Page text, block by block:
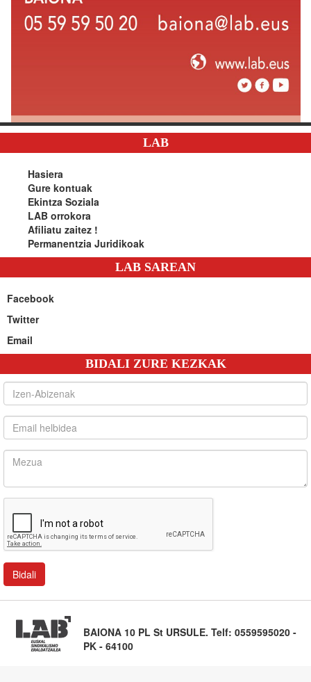
LAB
Hasiera
Gure kontuak
Ekintza Soziala
LAB orrokora
Afiliatu zaitez !
Permanentzia Juridikoak
LAB SAREAN
Facebook
Twitter
Email
BIDALI ZURE KEZKAK
BAIONA 10 PL St URSULE. Telf: 0559595020 -
PK - 64100